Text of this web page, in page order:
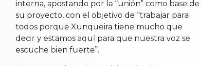
interna, apostando por la “unión” como base de
su proyecto, con el objetivo de “trabajar para
todos porque Xunqueira tiene mucho que
decir y estamos aquí para que nuestra voz se
escuche bien fuerte”.